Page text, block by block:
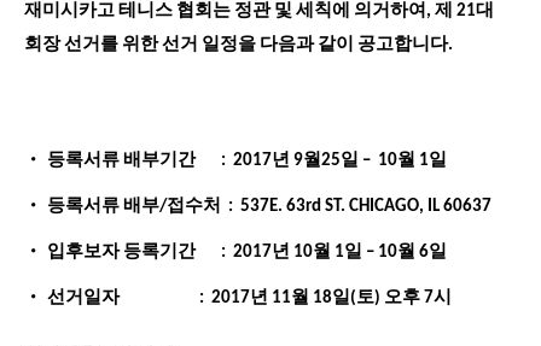
재미시카고 테니스 협회는 정관 및 세칙에 의거하여 , 제 21대
회장 선거를 위한 선거 일정을 다음과 같이 공고합니다.
등록서류 배부기간 : 2017년 9월25일 – 10월 1일
등록서류 배부/접수처 : 537E. 63rd ST. CHICAGO, IL60637
입후보자 등록기간 : 2017년 10월 1일 – 10월 6일
선거일자 : 2017년 11월 18일(토) 오후 7시